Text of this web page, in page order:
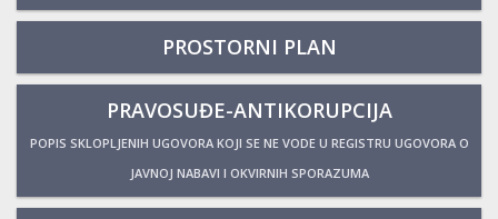
PROSTORNI PLAN
PRAVOSUĐE-ANTIKORUPCIJA
POPIS SKLOPLJENIH UGOVORA KOJI SE NE VODE U REGISTRU UGOVORA O
JAVNOJ NABAVI I OKVIRNIH SPORAZUMA